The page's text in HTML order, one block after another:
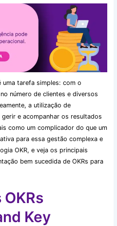
uma tarefa simples: com o
número de clientes e diversos
a utilização de
e acompanhar os resultados
como um complicador do que um
para essa gestão complexa e
OKR, e veja os principais
bem sucedida de OKRs para
Key